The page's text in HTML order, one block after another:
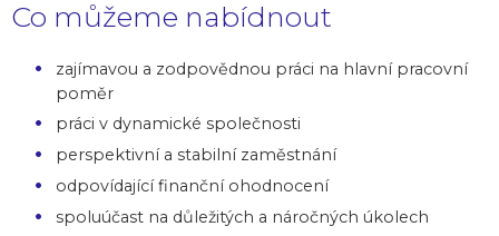
Co můžeme nabídnout
zajímavou a zodpovědnou práci na hlavní pracovní
poměr
práci v dynamické společnosti
perspektivní a stabilní zaměstnání
odpovídající finanční ohodnocení
spoluúčast na důležitých a náročných úkolech